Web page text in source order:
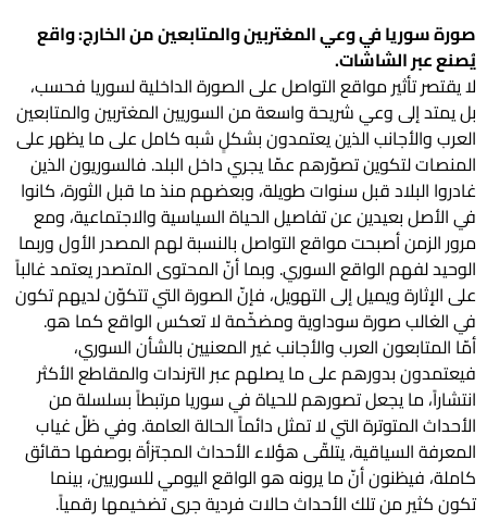
صورة سوريا في وعي المغتربين والمتابعين من الخارج: واقع
يُصنع عبر الشاشات.
لا يقتصر تأثير مواقع التواصل على الصورة الداخلية لسوريا فحسب،
بل يمتد إلى وعي شريحة واسعة من السوريين المغتربين والمتابعين
العرب والأجانب الذين يعتمدون بشكلٍ شبه كامل على ما يظهر على
المنصات لتكوين تصوّرهم عمّا يجري داخل البلد. فالسوريون الذين
غادروا البلاد قبل سنوات طويلة، وبعضهم منذ ما قبل الثورة، كانوا
في الأصل بعيدين عن تفاصيل الحياة السياسية والاجتماعية، ومع
مرور الزمن أصبحت مواقع التواصل بالنسبة لهم المصدر الأول وربما
الوحيد لفهم الواقع السوري. وبما أنّ المحتوى المتصدر يعتمد غالباً
على الإثارة ويميل إلى التهويل، فإنّ الصورة التي تتكوّن لديهم تكون
في الغالب صورة سوداوية ومضخّمة لا تعكس الواقع كما هو.
أمّا المتابعون العرب والأجانب غير المعنيين بالشأن السوري،
فيعتمدون بدورهم على ما يصلهم عبر الترندات والمقاطع الأكثر
انتشاراً، ما يجعل تصورهم للحياة في سوريا مرتبطاً بسلسلة من
الأحداث المتوترة التي لا تمثل دائماً الحالة العامة. وفي ظلّ غياب
المعرفة السياقية، يتلقّى هؤلاء الأحداث المجتزأة بوصفها حقائق
كاملة، فيظنون أنّ ما يرونه هو الواقع اليومي للسوريين، بينما
تكون كثير من تلك الأحداث حالات فردية جرى تضخيمها رقمياً.